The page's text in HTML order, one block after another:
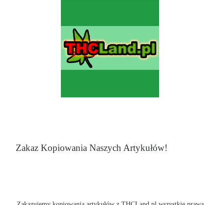
Zakaz Kopiowania Naszych Artykułów!